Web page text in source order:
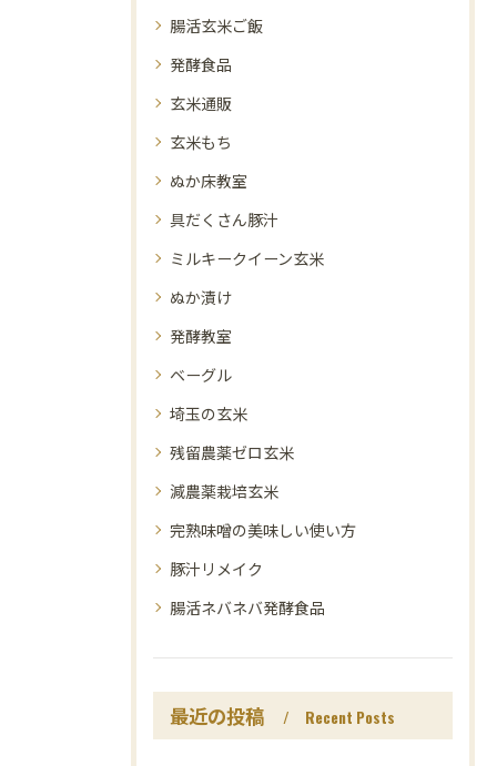
腸活玄米ご飯
発酵食品
玄米通販
玄米もち
ぬか床教室
具だくさん豚汁
ミルキークイーン玄米
ぬか漬け
発酵教室
ベーグル
埼玉の玄米
残留農薬ゼロ玄米
減農薬栽培玄米
完熟味噌の美味しい使い方
豚汁リメイク
腸活ネバネバ発酵食品
最近の投稿 Recent Posts